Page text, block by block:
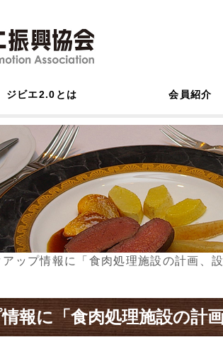
ジビエ2.0とは 会員紹介
アップ情報に「食肉処理施設の計画、
報に「食肉処理施設の計